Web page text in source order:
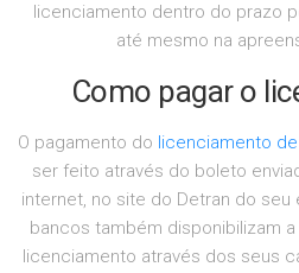
licenciamento dentro do prazo
até mesmo na
Como pagar o
O pagamento do licenciamento
ser feito através do boleto
internet, no site do Detran do seu
bancos também disponibilizam
licenciamento através dos seus